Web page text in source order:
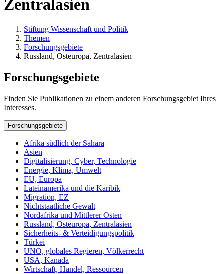
Zentralasien
Stiftung Wissenschaft und Politik
Themen
Forschungsgebiete
Russland, Osteuropa, Zentralasien
Forschungsgebiete
Finden Sie Publikationen zu einem anderen Forschungsgebiet Ihres
Interesses.
Forschungsgebiete
Afrika südlich der Sahara
Asien
Digitalisierung, Cyber, Technologie
Energie, Klima, Umwelt
EU, Europa
Lateinamerika und die Karibik
Migration, EZ
Nichtstaatliche Gewalt
Nordafrika und Mittlerer Osten
Russland, Osteuropa, Zentralasien
Sicherheits- & Verteidigungspolitik
Türkei
UNO, globales Regieren, Völkerrecht
USA, Kanada
Wirtschaft, Handel, Ressourcen